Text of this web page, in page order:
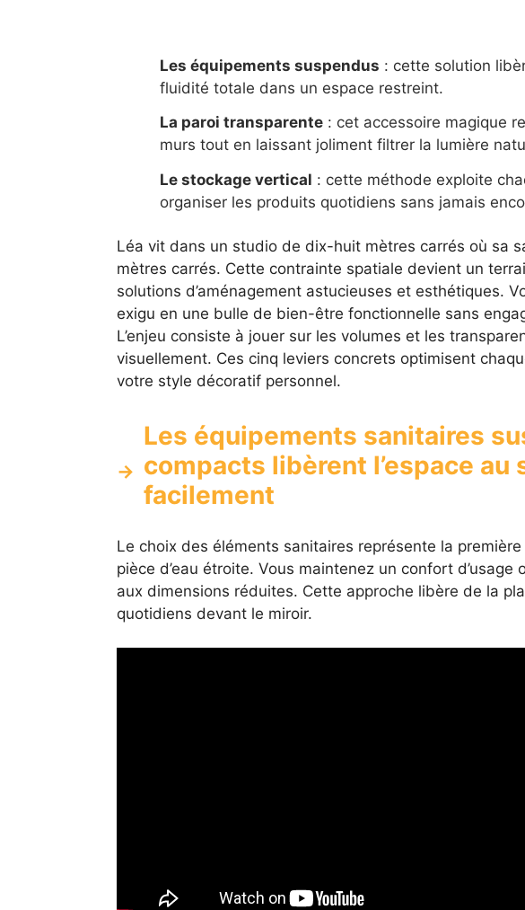
Les équipements suspendus : cette solution
fluidité totale dans un espace restreint.
La paroi transparente: cet accessoire magique
murs tout en laissant joliment filtrer la lumière
Le stockage vertical : cette méthode exploite
organiser les produits quotidiens sans jamais
Léa vit dans un studio de dix-huit mètres carrés où sa
mètres carrés. Cette contrainte spatiale devient un
solutions d’aménagement astucieuses et esthétiques.
exigu en une bulle de bien-être fonctionnelle sans
L’enjeu consiste à jouer sur les volumes et les
visuellement. Ces cinq leviers concrets optimisent
votre style décoratif personnel.
Les équipements sanitaires
compacts libèrent l’espace
facilement
Le choix des éléments sanitaires représente la
pièce d’eau étroite. Vous maintenez un confort
aux dimensions réduites. Cette approche libère de la
quotidiens devant le miroir.